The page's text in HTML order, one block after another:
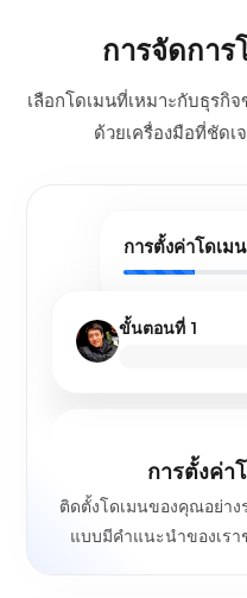
การจัดการ
เลือกโดเมนที่เหมาะกับธุรกิ
ด้วยเครื่องมือที่ชัด
การตั้งค่าโดเมน
ขั้นตอนที่ 1
การตั้งค่า
ติดตั้งโดเมนของคุณอย่าง
แบบมีคำแนะนำของเร